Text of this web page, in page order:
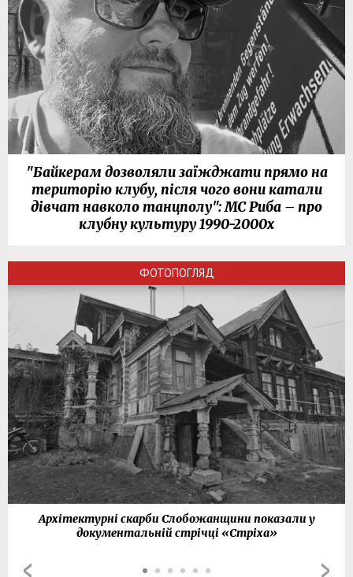
"Байкерам дозволяли заїжджати прямо на
територію клубу, після чого вони катали
дівчат навколо танцполу": МС Риба – про
клубну культуру 1990-2000х
ФОТОПОГЛЯД
Архітектурні скарби Слобожанщини показали у
документальній стрічці «Стріха»